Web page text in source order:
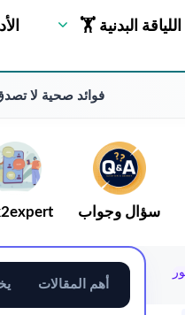
🛠 🏋 اللياقة البدنية
15 فوائد صحية لا
سؤال وجواب
أهم المقالات